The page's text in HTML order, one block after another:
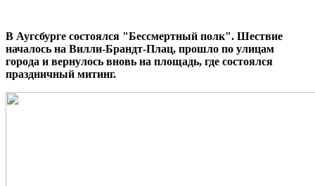
В Аугсбурге состоялся "Бессмертный полк". Шествие
началось на Вилли-Брандт-Плац, прошло по улицам
города и вернулось вновь на площадь, где состоялся
праздничный митинг.